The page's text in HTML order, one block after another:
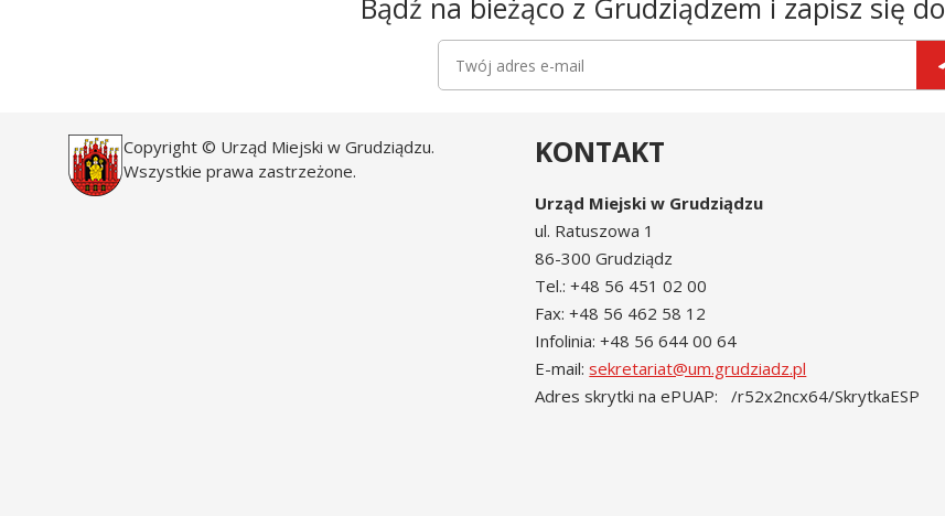
Bądź na bieżąco z Grudziądzem i zapisz się do
Copyright © Urząd Miejski w Grudziądzu.
Wszystkie prawa zastrzeżone.
KONTAKT
Urząd Miejski w Grudziądzu
ul. Ratuszowa 1
86-300 Grudziądz
Tel.: +48 56 451 02 00
Fax: +48 56 462 58 12
Infolinia: +48 56 644 00 64
E-mail:sekretariat@um.grudziadz.pl
Adres skrytki na ePUAP: /r52x2ncx64/SkrytkaESP